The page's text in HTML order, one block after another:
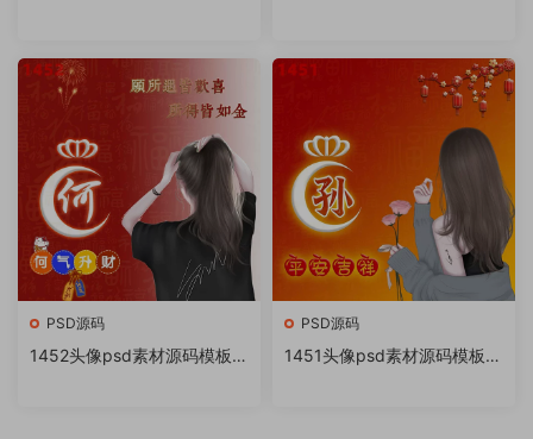
作教程软件
作教程软件
PSD源码
1452头像psd素材源码模板源
PSD源码
1451头像psd素材源码模板源